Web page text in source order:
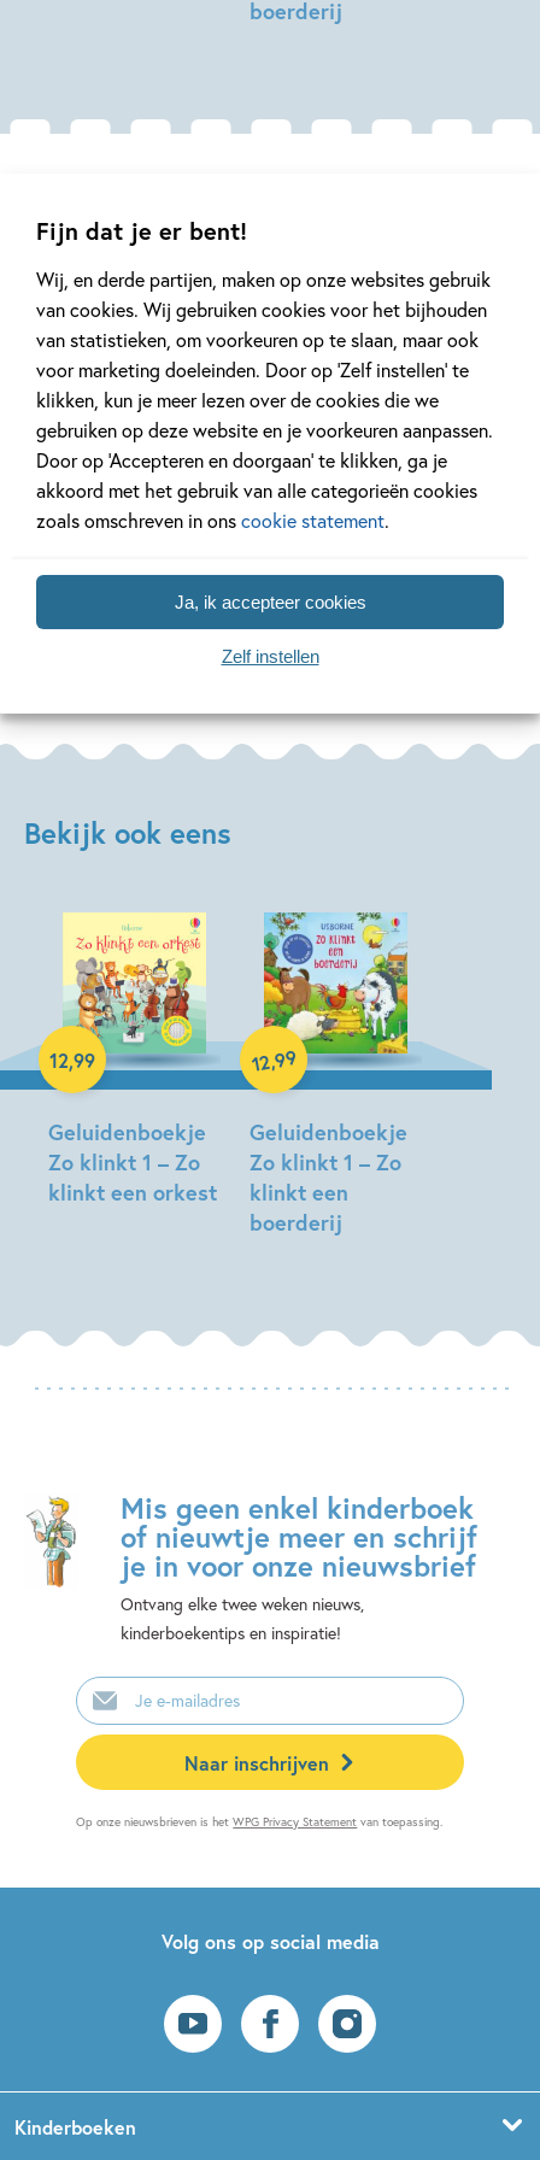
Fijn dat je er bent!
Wij, en derde partijen, maken op onze websites gebruik
van cookies. Wij gebruiken cookies voor het bijhouden
van statistieken, om voorkeuren op te slaan, maar ook
voor marketing doeleinden. Door op ‘Zelf instellen’ te
klikken, kun je meer lezen over de cookies die we
gebruiken op deze website en je voorkeuren aanpassen.
Door op ‘Accepteren en doorgaan’ te klikken, ga je
akkoord met het gebruik van alle categorieën cookies
zoals omschreven in onscookie statement.
Ja, ik accepteer cookies
Zelf instellen
boerderij
11 JUNI 2024
De leukste en mooiste
geluidsboekjes
Tiplijst
Lees meer
Bekijk ook eens
Geluidenboekje
Zo klinkt 1 – Zo
klinkt een orkest
12,99
Hardcover
Geluidenboekje
Zo klinkt 1 – Zo
klinkt een
boerderij
12,99
Hardcover
Mis geen enkel kinderboek
of nieuwtje meer en schrijf
je in voor onze nieuwsbrief
Ontvang elke twee weken nieuws,
kinderboekentips en inspiratie!
E-
mailadres
Naar inschrijven
Op onze nieuwsbrieven is hetWPG Privacy Statement van toepassing.
Volg ons op social media
Kinderboeken